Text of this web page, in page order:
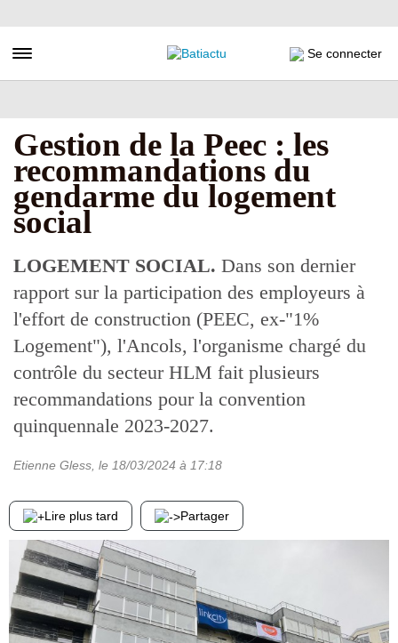
au
principal
Toggle navigation Se connecter
Gestion de la Peec : les
recommandations du
gendarme du logement
social
LOGEMENT SOCIAL. Dans son dernier
rapport sur la participation des employeurs à
l'effort de construction (PEEC, ex-"1%
Logement"), l'Ancols, l'organisme chargé du
contrôle du secteur HLM fait plusieurs
recommandations pour la convention
quinquennale 2023-2027.
Etienne Gless , le 18/03/2024 à 17:18
Lire plus tard Partager